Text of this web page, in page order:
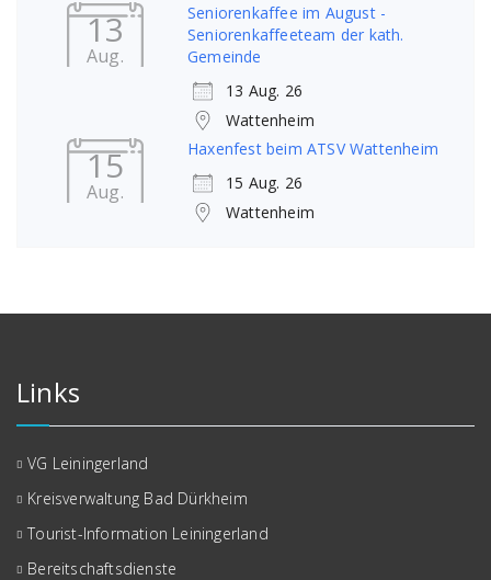
13
Aug.
Seniorenkaffee im August -
Seniorenkaffeeteam der kath.
Gemeinde
13 Aug. 26
Wattenheim
15
Aug.
Haxenfest beim ATSV Wattenheim
15 Aug. 26
Wattenheim
Links
VG Leiningerland
Kreisverwaltung Bad Dürkheim
Tourist-Information Leiningerland
Bereitschaftsdienste